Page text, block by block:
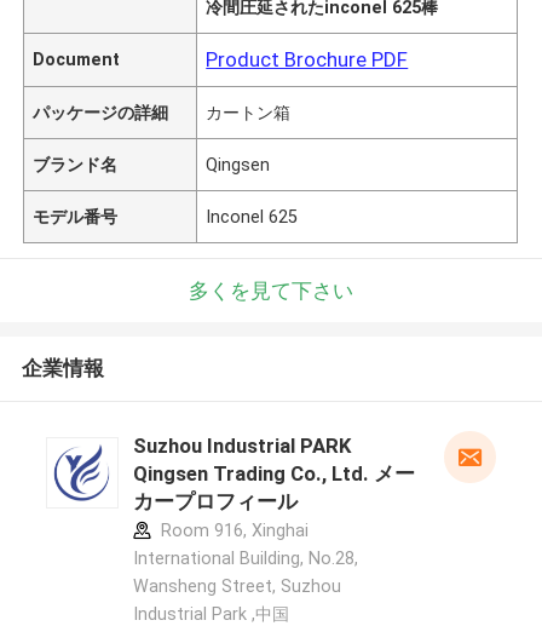
冷間圧延されたinconel 625棒
Document Product Brochure PDF
パッケージの詳細 カートン箱
ブランド名 Qingsen
モデル番号 Inconel 625
多くを見て下さい
企業情報
Suzhou Industrial PARK
Qingsen Trading Co., Ltd. メー
カープロフィール
Room 916, Xinghai
International Building, No.28,
Wansheng Street, Suzhou
Industrial Park ,中国